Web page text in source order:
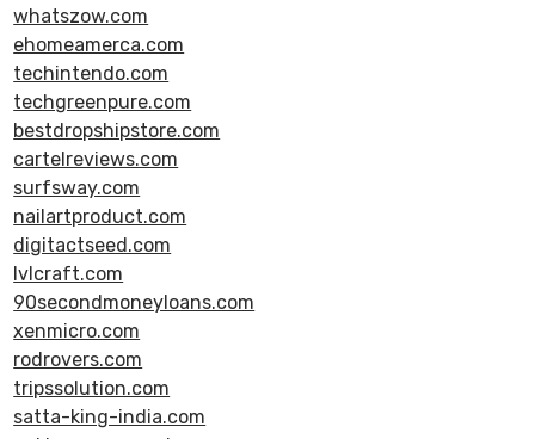
whatszow.com
ehomeamerca.com
techintendo.com
techgreenpure.com
bestdropshipstore.com
cartelreviews.com
surfsway.com
nailartproduct.com
digitactseed.com
lvlcraft.com
90secondmoneyloans.com
xenmicro.com
rodrovers.com
tripssolution.com
satta-king-india.com